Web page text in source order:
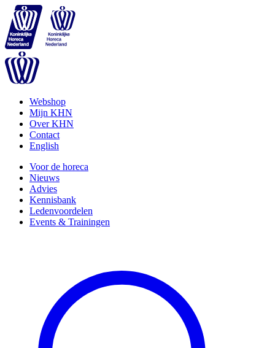
Webshop
Mijn KHN
Over KHN
Contact
English
Voor de horeca
Nieuws
Advies
Kennisbank
Ledenvoordelen
Events & Trainingen